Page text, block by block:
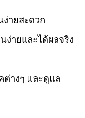
ายสะดวก
ง่ายและได้ผลจริง
ต่างๆ และดูแล